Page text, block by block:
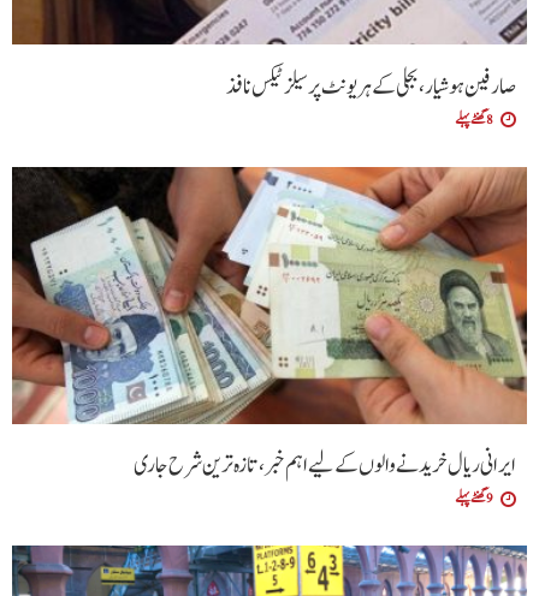
صارفین ہوشیار، بجلی کے ہر یونٹ پر سیلز ٹیکس نافذ
8 گھنٹے پہلے
ایرانی ریال خریدنے والوں کے لیے اہم خبر، تازہ ترین شرح جاری
9 گھنٹے پہلے